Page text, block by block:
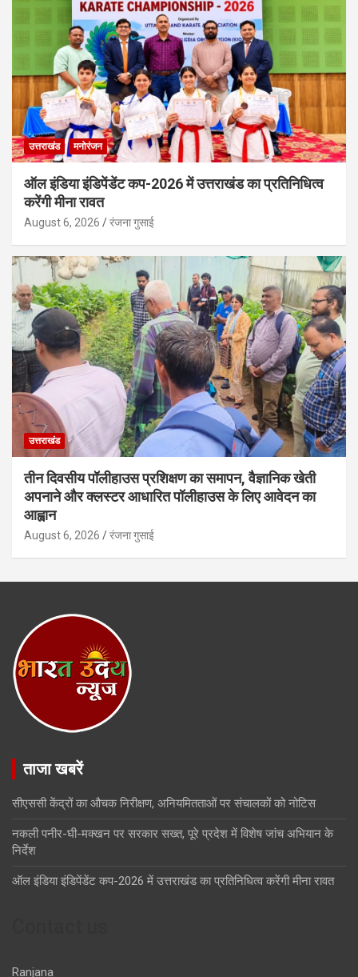
उत्तराखंड मनोरंजन
ऑल इंडिया इंडिपेंडेंट कप-2026 में उत्तराखंड का प्रतिनिधित्व
करेंगी मीना रावत
August 6, 2026 रंजना गुसाई
उत्तराखंड
तीन दिवसीय पॉलीहाउस प्रशिक्षण का समापन, वैज्ञानिक खेती
अपनाने और क्लस्टर आधारित पॉलीहाउस के लिए आवेदन का
आह्वान
August 6, 2026 रंजना गुसाई
ताजा खबरें
सीएससी केंद्रों का औचक निरीक्षण, अनियमितताओं पर संचालकों को नोटिस
नकली पनीर-घी-मक्खन पर सरकार सख्त, पूरे प्रदेश में विशेष जांच अभियान के
निर्देश
ऑल इंडिया इंडिपेंडेंट कप-2026 में उत्तराखंड का प्रतिनिधित्व करेंगी मीना रावत
Ranjana